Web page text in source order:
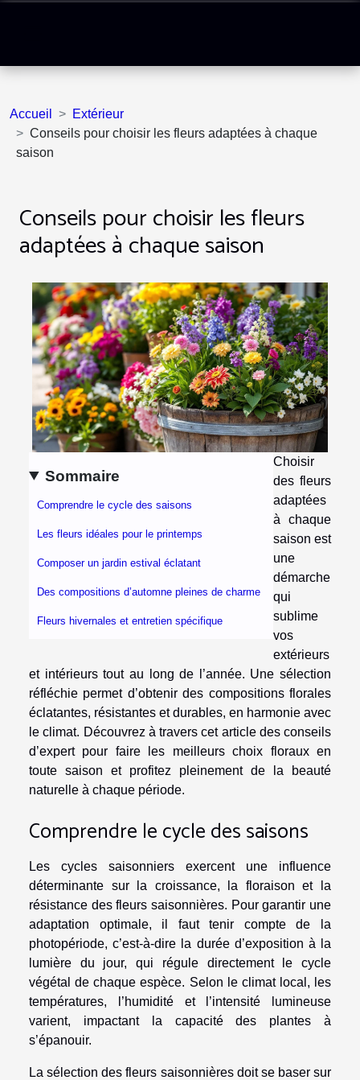
Accueil
Extérieur
Conseils pour choisir les fleurs adaptées à chaque
saison
Conseils pour choisir les fleurs
adaptées à chaque saison
Sommaire
Comprendre le cycle des saisons
Les fleurs idéales pour le printemps
Composer un jardin estival éclatant
Des compositions d’automne pleines de charme
Fleurs hivernales et entretien spécifique
Choisir
des fleurs
adaptées
à chaque
saison est
une
démarche
qui
sublime
vos
extérieurs
et intérieurs tout au long de l’année. Une sélection
réfléchie permet d’obtenir des compositions florales
éclatantes, résistantes et durables, en harmonie avec
le climat. Découvrez à travers cet article des conseils
d’expert pour faire les meilleurs choix floraux en
toute saison et profitez pleinement de la beauté
naturelle à chaque période.
Comprendre le cycle des saisons
Les cycles saisonniers exercent une influence
déterminante sur la croissance, la floraison et la
résistance des fleurs saisonnières. Pour garantir une
adaptation optimale, il faut tenir compte de la
photopériode, c’est-à-dire la durée d’exposition à la
lumière du jour, qui régule directement le cycle
végétal de chaque espèce. Selon le climat local, les
températures, l’humidité et l’intensité lumineuse
varient, impactant la capacité des plantes à
s’épanouir.
La sélection des fleurs saisonnières doit se baser sur